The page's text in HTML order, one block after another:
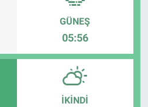
GÜNEŞ
05:56
İKINDI